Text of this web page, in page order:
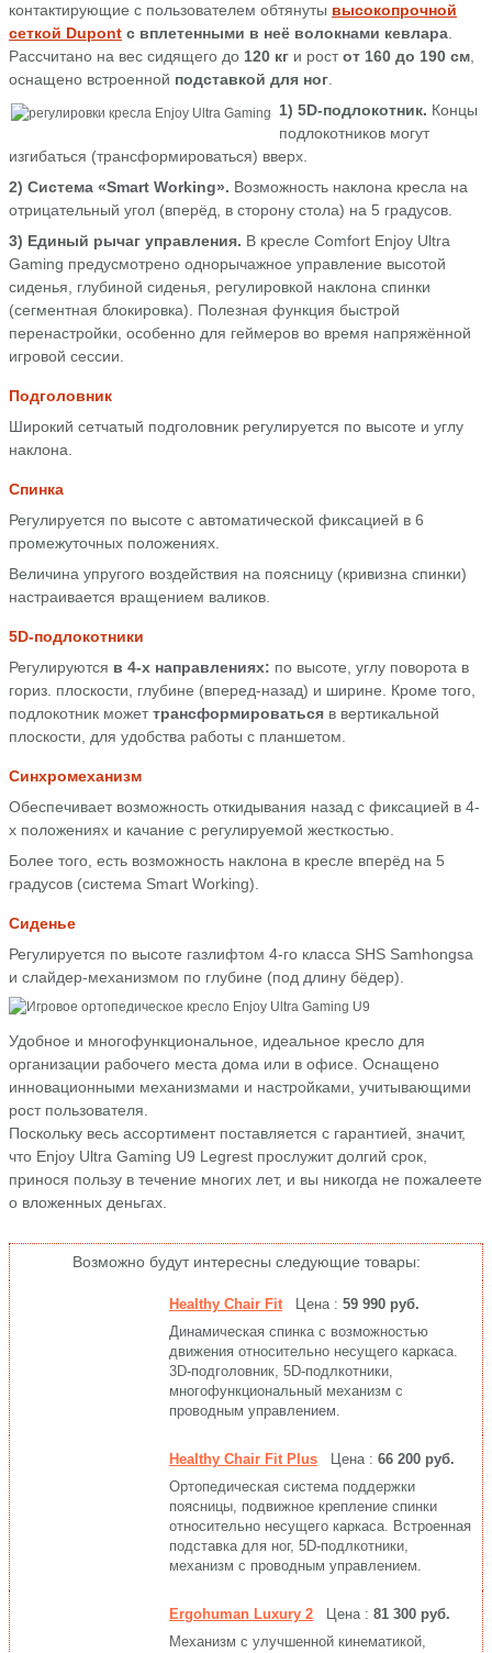
контактирующие с пользователем обтянуты высокопрочной
сеткой Dupont с вплетенными в неё волокнами кевлара
Рассчитано на вес сидящего до 120 кг и ростот 160 до 190 см
оснащено встроенной подставкой для ног
1) 5D-подлокотник. Концы
подлокотников могут
изгибаться (трансформироваться) вверх.
2) Система «Smart Working». Возможность наклона кресла на
отрицательный угол (вперёд, в сторону стола) на 5 градусов.
3) Единый рычаг управления. В кресле Comfort Enjoy Ultra
Gaming предусмотрено однорычажное управление высотой
сиденья, глубиной сиденья, регулировкой наклона спинки
(сегментная блокировка). Полезная функция быстрой
перенастройки, особенно для геймеров во время напряжённой
игровой сессии.
Подголовник
Широкий сетчатый подголовник регулируется по высоте и углу
наклона.
Спинка
Регулируется по высоте с автоматической фиксацией в 6
промежуточных положениях.
Величина упругого воздействия на поясницу (кривизна спинки)
настраивается вращением валиков.
5D-подлокотники
Регулируются в 4-х направлениях: по высоте, углу поворота в
гориз. плоскости, глубине (вперед-назад) и ширине. Кроме того,
подлокотник можеттрансформироваться в вертикальной
плоскости, для удобства работы с планшетом.
Синхромеханизм
Обеспечивает возможность откидывания назад с фиксацией в 4-
х положениях и качание с регулируемой жесткостью.
Более того, есть возможность наклона в кресле вперёд на 5
градусов (система Smart Working).
Сиденье
Регулируется по высоте газлифтом 4-го класса SHS Samhongsa
и слайдер-механизмом по глубине (под длину бёдер).
Удобное и многофункциональное, идеальное кресло для
организации рабочего места дома или в офисе. Оснащено
инновационными механизмами и настройками, учитывающими
рост пользователя.
Поскольку весь ассортимент поставляется с гарантией, значит,
что Enjoy Ultra Gaming U9 Legrest прослужит долгий срок,
принося пользу в течение многих лет, и вы никогда не пожалеете
о вложенных деньгах.
Возможно будут интересны следующие товары:
Healthy Chair FitЦена : 59 990 руб.
Динамическая спинка с возможностью
движения относительно несущего каркаса.
3D-подголовник, 5D-подлкотники,
многофункциональный механизм с
проводным управлением.
Healthy Chair Fit Plus Цена : 66 200 руб.
Ортопедическая система поддержки
поясницы, подвижное крепление спинки
относительно несущего каркаса. Встроенная
подставка для ног, 5D-подлкотники,
механизм с проводным управлением.
Ergohuman Luxury 2 Цена : 81 300 руб.
Механизм с улучшенной кинематикой,